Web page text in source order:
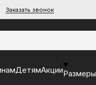
Заказать звонок
ДетямАкцииРазмеры